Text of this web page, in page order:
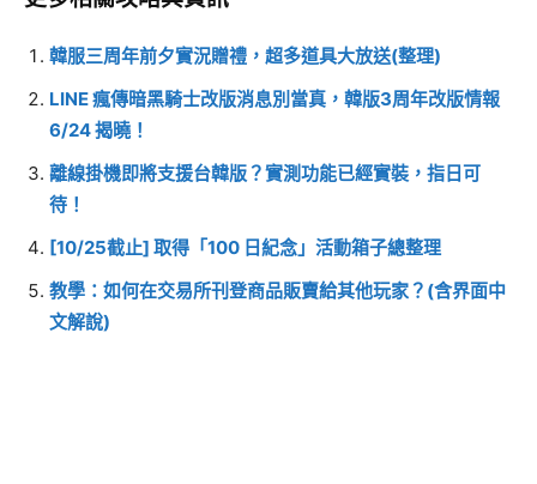
韓服三周年前夕實況贈禮，超多道具大放送(整理)
LINE 瘋傳暗黑騎士改版消息別當真，韓版3周年改版情報
6/24 揭曉！
離線掛機即將支援台韓版？實測功能已經實裝，指日可
待！
[10/25截止] 取得「100 日紀念」活動箱子總整理
教學：如何在交易所刊登商品販賣給其他玩家？(含界面中
文解說)